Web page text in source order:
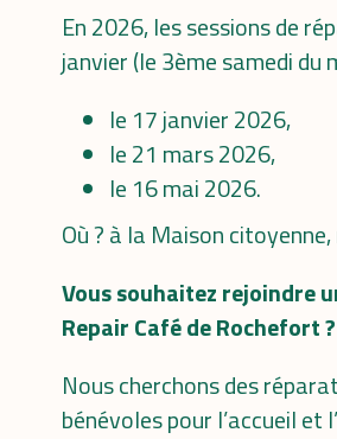
En 2026, les sessions de
janvier (le 3ème samedi du
le 17 janvier 2026,
le 21 mars 2026,
le 16 mai 2026.
Où ? à la Maison
Vous souhaitez rejoindre
Repair Café de Rochefort ?
Nous cherchons des
bénévoles pour l’accueil et